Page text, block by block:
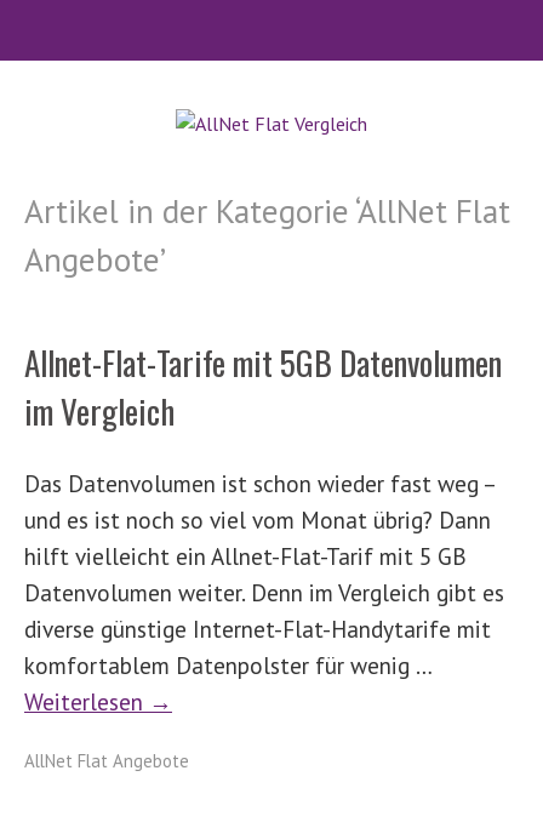
Artikel in der Kategorie ‘AllNet Flat
Angebote’
Allnet-Flat-Tarife mit 5GB Datenvolumen
im Vergleich
Das Datenvolumen ist schon wieder fast weg –
und es ist noch so viel vom Monat übrig? Dann
hilft vielleicht ein Allnet-Flat-Tarif mit 5 GB
Datenvolumen weiter. Denn im Vergleich gibt es
diverse günstige Internet-Flat-Handytarife mit
komfortablem Datenpolster für wenig …
Weiterlesen →
AllNet Flat Angebote